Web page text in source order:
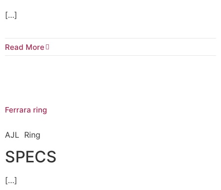
[…]
Read More
Ferrara ring
AJL Ring
SPECS
[…]